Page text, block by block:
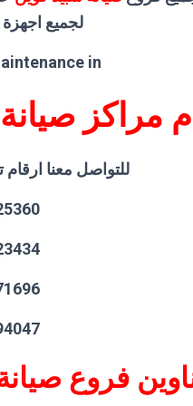
لجميع
in
مراكز
للتواصل معنا ارقام
فروع